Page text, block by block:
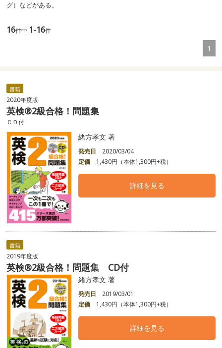
グ）などがある。
16件中 1-16件
1
書籍
2020年度版
英検®2級合格！問題集
ＣＤ付
緒方孝文 著
発売日
2020/03/04
定価
1,430円（本体1,300円+税）
詳細を見る
書籍
2019年度版
英検®2級合格！問題集 CD付
緒方孝文 著
発売日
2019/03/01
定価
1,430円（本体1,300円+税）
詳細を見る